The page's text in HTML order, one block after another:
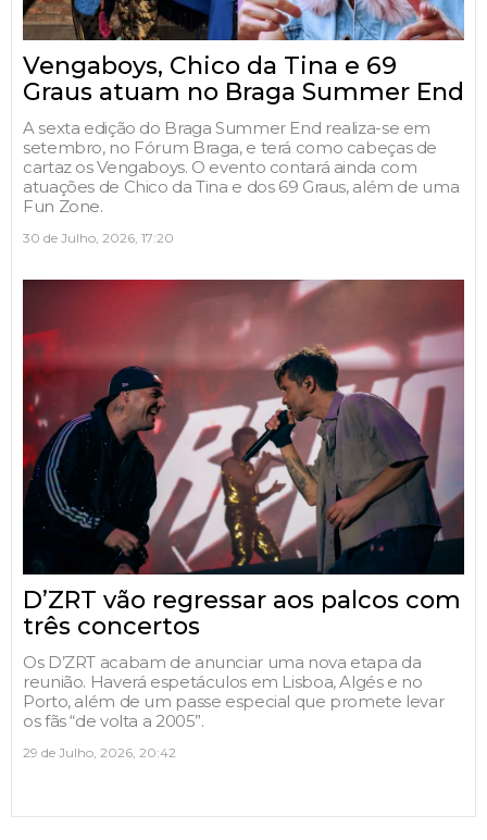
Vengaboys, Chico da Tina e 69
Graus atuam no Braga Summer End
A sexta edição do Braga Summer End realiza-se em
setembro, no Fórum Braga, e terá como cabeças de
cartaz os Vengaboys. O evento contará ainda com
atuações de Chico da Tina e dos 69 Graus, além de uma
Fun Zone.
30 de Julho, 2026, 17:20
D’ZRT vão regressar aos palcos com
três concertos
Os D’ZRT acabam de anunciar uma nova etapa da
reunião. Haverá espetáculos em Lisboa, Algés e no
Porto, além de um passe especial que promete levar
os fãs “de volta a 2005”.
29 de Julho, 2026, 20:42